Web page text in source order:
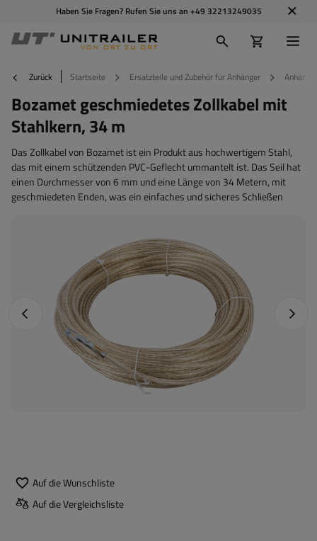
Haben Sie Fragen? Rufen Sie uns an +49 32213249035
Zurück Startseite Ersatzteile und Zubehör für Anhänger
Bozamet geschmiedetes Zollkabel mit
Stahlkern, 34 m
Das Zollkabel von Bozamet ist ein Produkt aus hochwertigem Stahl,
das mit einem schützenden PVC-Geflecht ummantelt ist. Das Seil hat
einen Durchmesser von 6 mm und eine Länge von 34 Metern, mit
geschmiedeten Enden, was ein einfaches und sicheres Schließen
Vorheriges Foto
Auf die Wunschliste
Auf die Vergleichsliste